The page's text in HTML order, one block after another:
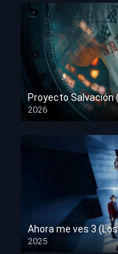
Proyecto Salvación
2026
HD 1080p
Ahora me ves 3
2025
HD 1080p